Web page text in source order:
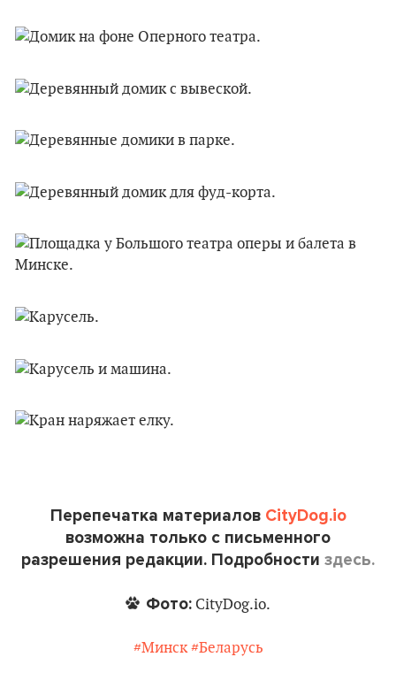
Перепечатка материалов CityDog.io
возможна только с письменного
разрешения редакции. Подробности здесь.
Фото: CityDog.io.
#Минск #Беларусь